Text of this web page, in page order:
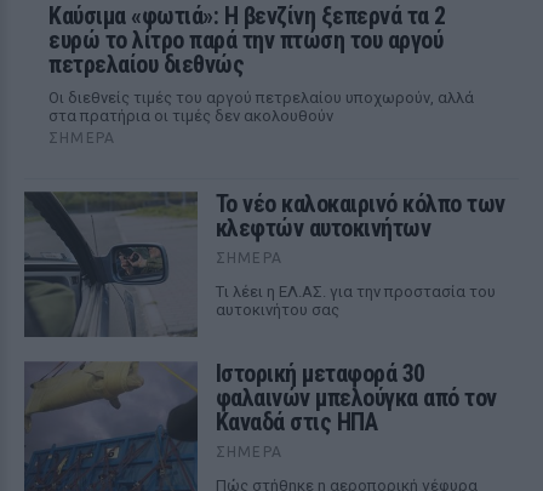
Καύσιμα «φωτιά»: Η βενζίνη ξεπερνά τα 2
ευρώ το λίτρο παρά την πτώση του αργού
πετρελαίου διεθνώς
Οι διεθνείς τιμές του αργού πετρελαίου υποχωρούν, αλλά
στα πρατήρια οι τιμές δεν ακολουθούν
ΣΉΜΕΡΑ
Το νέο καλοκαιρινό κόλπο των
κλεφτών αυτοκινήτων
ΣΉΜΕΡΑ
Tι λέει η ΕΛ.ΑΣ. για την προστασία του
αυτοκινήτου σας
Ιστορική μεταφορά 30
φαλαινών μπελούγκα από τον
Καναδά στις ΗΠΑ
ΣΉΜΕΡΑ
Πώς στήθηκε η αεροπορική γέφυρα